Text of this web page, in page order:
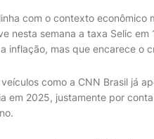
com o contexto econômico
nesta semana a taxa Selic
inflação, mas que encarece o
como a CNN Brasil já
em 2025, justamente por